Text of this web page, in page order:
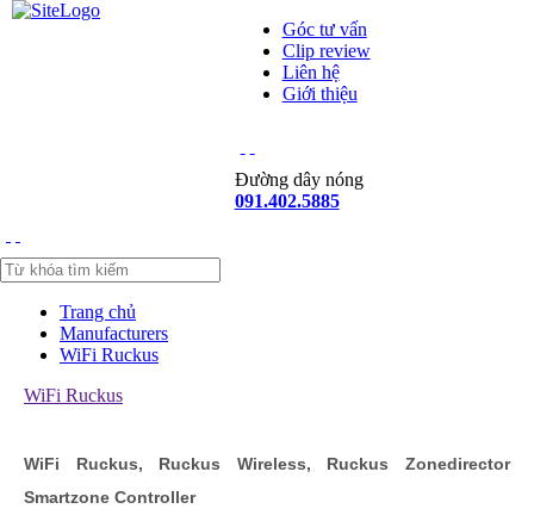
Góc tư vấn
Clip review
Liên hệ
Giới thiệu
Đường dây nóng
091.402.5885
Trang chủ
Manufacturers
WiFi Ruckus
WiFi Ruckus
WiFi Ruckus, Ruckus Wireless, Ruckus Zonedirector
Smartzone Controller